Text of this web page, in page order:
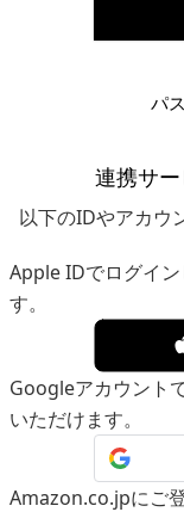
パ
連携サ
以下のIDやアカウ
Apple IDでログイ
す。
Googleアカウント
いただけます。
Amazon.co.jpにご